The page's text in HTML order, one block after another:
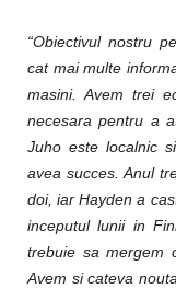
“Obiectivul nostru
cat mai multe
masini. Avem trei
necesara pentru a
Juho este localnic
avea succes. Anul
doi, iar Hayden a
inceputul lunii in
trebuie sa mergem
Avem si cateva